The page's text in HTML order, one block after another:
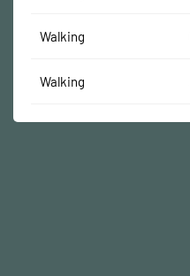
Walking
Walking